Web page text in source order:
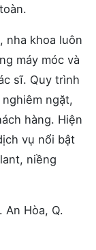
nha khoa luôn
máy móc và
sĩ. Quy trình
ngặt,
hàng. Hiện
vụ nổi bật
niềng
An Hòa, Q.